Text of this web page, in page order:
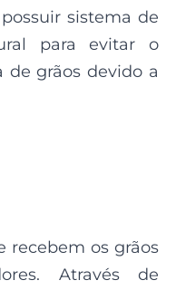
sistema de
para evitar o
de grãos devido a
recebem os grãos
Através de